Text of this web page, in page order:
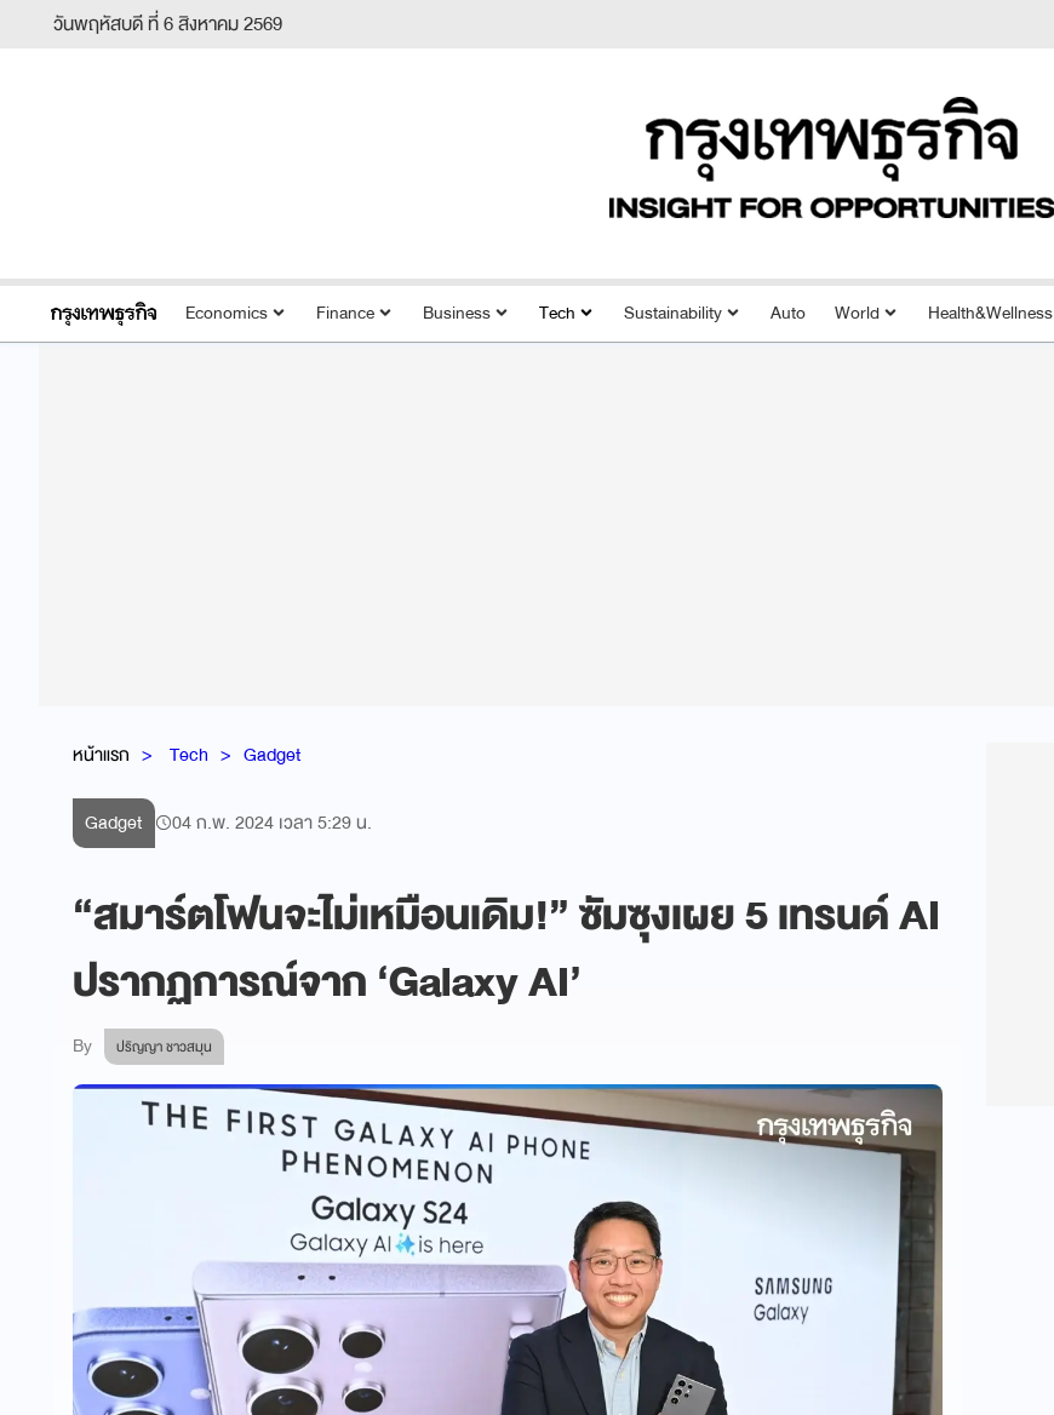
วันพฤหัสบดี ที่ 6 สิงหาคม 2569
Economics Finance Business Tech Sustainability Auto World Health&Wellness
หน้าแรก Tech Gadget
Gadget 04 ก.พ. 2024 เวลา 5:29 น.
“สมาร์ตโฟนจะไม่เหมือนเดิม!” ซัมซุงเผย 5 เทรนด์ AI
ปรากฏการณ์จาก ‘Galaxy AI’
By ปริญญา ชาวสมุน